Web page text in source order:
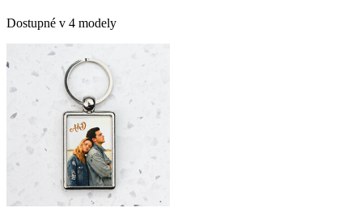
Dostupné v 4 modely